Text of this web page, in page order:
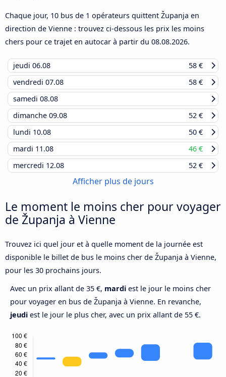
Chaque jour, 10 bus de 1 opérateurs quittent Županja en
direction de Vienne : trouvez ci-dessous les prix les moins
chers pour ce trajet en autocar à partir du 08.08.2026.
jeudi 06.08
58 €
vendredi 07.08
58 €
samedi 08.08
dimanche 09.08
52 €
lundi 10.08
50 €
mardi 11.08
46 €
mercredi 12.08 52 €
Afficher plus de jours
Le moment le moins cher pour voyager
de Županja à Vienne
Trouvez ici quel jour et à quelle moment de la journée est
disponible le billet de bus le moins cher de Županja à Vienne,
pour les 30 prochains jours.
Avec un prix allant de 35 €, mardi est le jour le moins cher
pour voyager en bus de Županja à Vienne. En revanche,
jeudi est le jour le plus cher, avec un prix allant de 55 €.